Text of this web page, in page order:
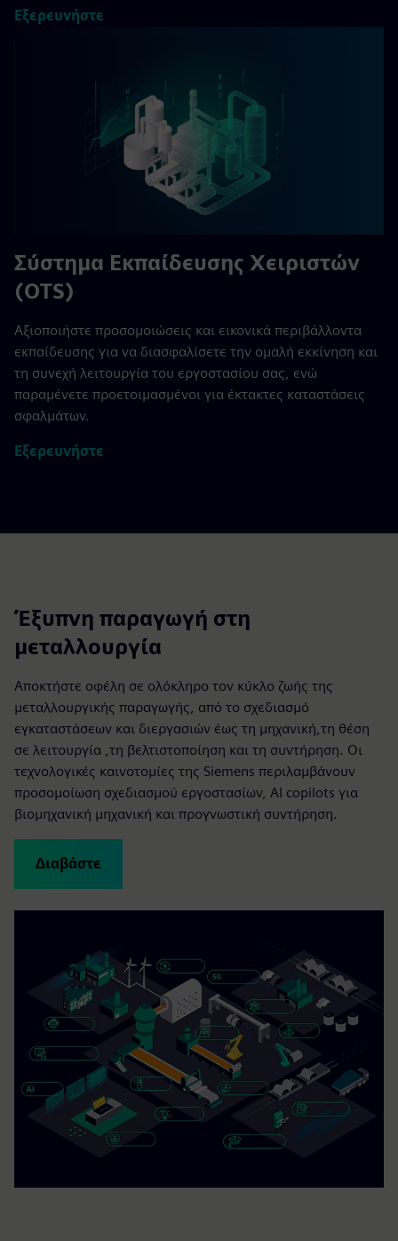
Εξερευνήστε
Σύστημα Εκπαίδευσης Χειριστών
(OTS)
Αξιοποιήστε προσομοιώσεις και εικονικά περιβάλλοντα
εκπαίδευσης για να διασφαλίσετε την ομαλή εκκίνηση και
τη συνεχή λειτουργία του εργοστασίου σας, ενώ
παραμένετε προετοιμασμένοι για έκτακτες καταστάσεις
σφαλμάτων.
Εξερευνήστε
Έξυπνη παραγωγή στη
μεταλλουργία
Αποκτήστε οφέλη σε ολόκληρο τον κύκλο ζωής της
μεταλλουργικής παραγωγής, από το σχεδιασμό
εγκαταστάσεων και διεργασιών έως τη μηχανική,τη θέση
σε λειτουργία ,τη βελτιστοποίηση και τη συντήρηση. Οι
τεχνολογικές καινοτομίες της Siemens περιλαμβάνουν
προσομοίωση σχεδιασμού εργοστασίων, AI copilots για
βιομηχανική μηχανική και προγνωστική συντήρηση.
Διαβάστε